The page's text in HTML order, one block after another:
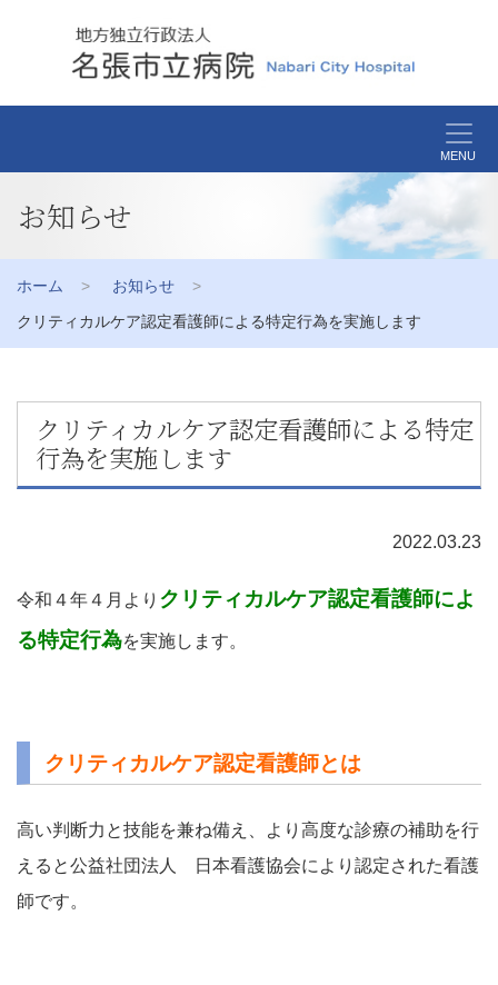
MENU
お知らせ
ホーム
お知らせ
クリティカルケア認定看護師による特定行為を実施します
クリティカルケア認定看護師による特定
行為を実施します
2022.03.23
令和４年４月より クリティカルケア認定看護師によ
る特定行為を実施します。
クリティカルケア認定看護師とは
高い判断力と技能を兼ね備え、より高度な診療の補助を行
えると公益社団法人 日本看護協会により認定された看護
師です。